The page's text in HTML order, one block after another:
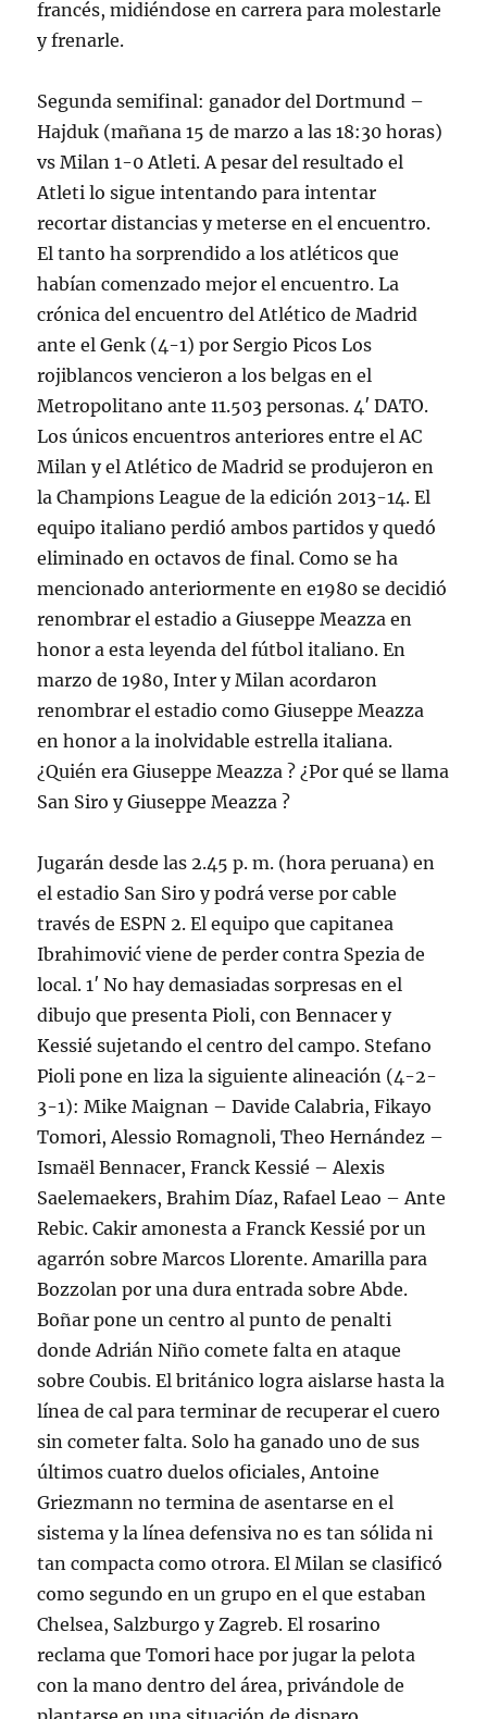
francés, midiéndose en carrera para molestarle
y frenarle.
Segunda semifinal: ganador del Dortmund –
Hajduk (mañana 15 de marzo a las 18:30 horas)
vs Milan 1-0 Atleti. A pesar del resultado el
Atleti lo sigue intentando para intentar
recortar distancias y meterse en el encuentro.
El tanto ha sorprendido a los atléticos que
habían comenzado mejor el encuentro. La
crónica del encuentro del Atlético de Madrid
ante el Genk (4-1) por Sergio Picos Los
rojiblancos vencieron a los belgas en el
Metropolitano ante 11.503 personas. 4′ DATO.
Los únicos encuentros anteriores entre el AC
Milan y el Atlético de Madrid se produjeron en
la Champions League de la edición 2013-14. El
equipo italiano perdió ambos partidos y quedó
eliminado en octavos de final. Como se ha
mencionado anteriormente en e1980 se decidió
renombrar el estadio a Giuseppe Meazza en
honor a esta leyenda del fútbol italiano. En
marzo de 1980, Inter y Milan acordaron
renombrar el estadio como Giuseppe Meazza
en honor a la inolvidable estrella italiana.
¿Quién era Giuseppe Meazza ? ¿Por qué se llama
San Siro y Giuseppe Meazza ?
Jugarán desde las 2.45 p. m. (hora peruana) en
el estadio San Siro y podrá verse por cable
través de ESPN 2. El equipo que capitanea
Ibrahimović viene de perder contra Spezia de
local. 1′ No hay demasiadas sorpresas en el
dibujo que presenta Pioli, con Bennacer y
Kessié sujetando el centro del campo. Stefano
Pioli pone en liza la siguiente alineación (4-2-
3-1): Mike Maignan – Davide Calabria, Fikayo
Tomori, Alessio Romagnoli, Theo Hernández –
Ismaël Bennacer, Franck Kessié – Alexis
Saelemaekers, Brahim Díaz, Rafael Leao – Ante
Rebic. Cakir amonesta a Franck Kessié por un
agarrón sobre Marcos Llorente. Amarilla para
Bozzolan por una dura entrada sobre Abde.
Boñar pone un centro al punto de penalti
donde Adrián Niño comete falta en ataque
sobre Coubis. El británico logra aislarse hasta la
línea de cal para terminar de recuperar el cuero
sin cometer falta. Solo ha ganado uno de sus
últimos cuatro duelos oficiales, Antoine
Griezmann no termina de asentarse en el
sistema y la línea defensiva no es tan sólida ni
tan compacta como otrora. El Milan se clasificó
como segundo en un grupo en el que estaban
Chelsea, Salzburgo y Zagreb. El rosarino
reclama que Tomori hace por jugar la pelota
con la mano dentro del área, privándole de